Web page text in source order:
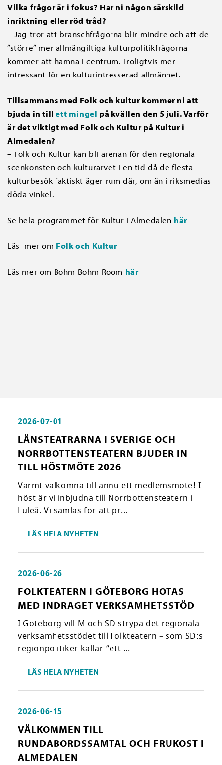
Vilka frågor är i fokus? Har ni någon särskild
inriktning eller röd tråd?
– Jag tror att branschfrågorna blir mindre och att de
”större” mer allmängiltiga kulturpolitikfrågorna
kommer att hamna i centrum. Troligtvis mer
intressant för en kulturintresserad allmänhet.
Tillsammans med Folk och kultur kommer ni att
bjuda in tillett mingel på kvällen den 5 juli. Varför
är det viktigt med Folk och Kultur på Kultur i
Almedalen?
– Folk och Kultur kan bli arenan för den regionala
scenkonsten och kulturarvet i en tid då de flesta
kulturbesök faktiskt äger rum där, om än i riksmedias
döda vinkel.
Se hela programmet för Kultur i Almedalen här
Läs mer om Folk och Kultur
Läs mer om Bohm Bohm Room här
2026-07-01
LÄNSTEATRARNA I SVERIGE OCH
NORRBOTTENSTEATERN BJUDER IN
TILL HÖSTMÖTE 2026
Varmt välkomna till ännu ett medlemsmöte! I
höst är vi inbjudna till Norrbottensteatern i
Luleå. Vi samlas för att pr...
LÄS HELA NYHETEN
2026-06-26
FOLKTEATERN I GÖTEBORG HOTAS
MED INDRAGET VERKSAMHETSSTÖD
I Göteborg vill M och SD strypa det regionala
verksamhetsstödet till Folkteatern – som SD:s
regionpolitiker kallar ”ett ...
LÄS HELA NYHETEN
2026-06-15
VÄLKOMMEN TILL
RUNDABORDSSAMTAL OCH FRUKOST I
ALMEDALEN